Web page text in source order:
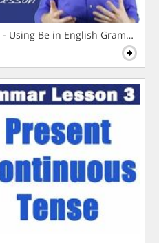
Using Be in English Grammar